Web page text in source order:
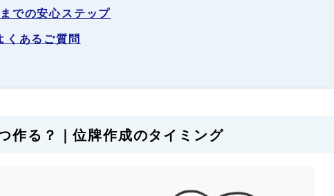
での安心ステップ
くあるご質問
作る？｜位牌作成のタイミング